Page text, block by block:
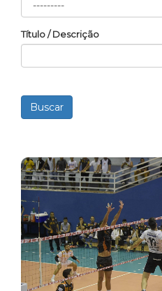
Título / Descrição